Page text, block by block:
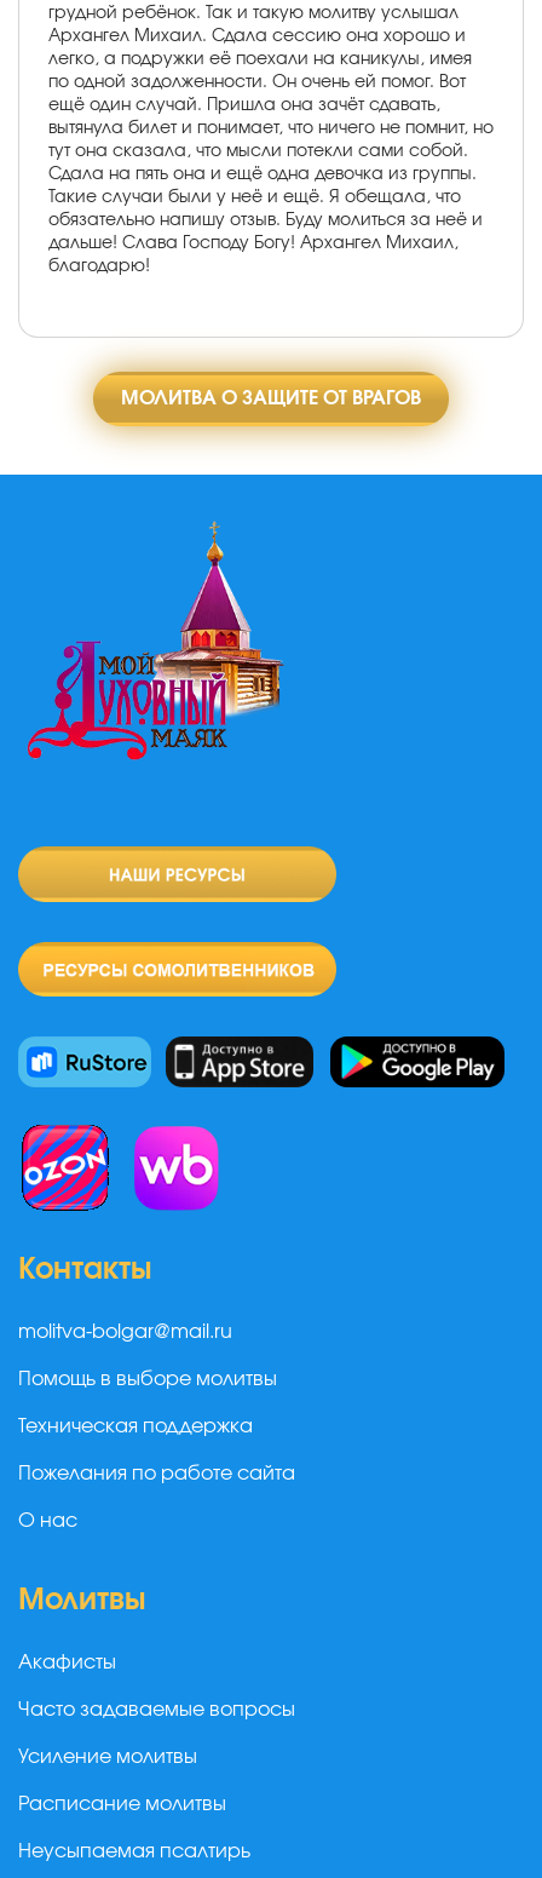
грудной ребёнок. Так и такую молитву услышал
Архангел Михаил. Сдала сессию она хорошо и
легко, а подружки её поехали на каникулы, имея
по одной задолженности. Он очень ей помог. Вот
ещё один случай. Пришла она зачёт сдавать,
вытянула билет и понимает, что ничего не помнит, но
тут она сказала, что мысли потекли сами собой.
Сдала на пять она и ещё одна девочка из группы.
Такие случаи были у неё и ещё. Я обещала, что
обязательно напишу отзыв. Буду молиться за неё и
дальше! Слава Господу Богу! Архангел Михаил,
благодарю!
МОЛИТВА О ЗАЩИТЕ ОТ ВРАГОВ
Контакты
molitva-bolgar@mail.ru
Помощь в выборе молитвы
Техническая поддержка
Пожелания по работе сайта
О нас
Молитвы
Акафисты
Часто задаваемые вопросы
Усиление молитвы
Расписание молитвы
Неусыпаемая псалтирь